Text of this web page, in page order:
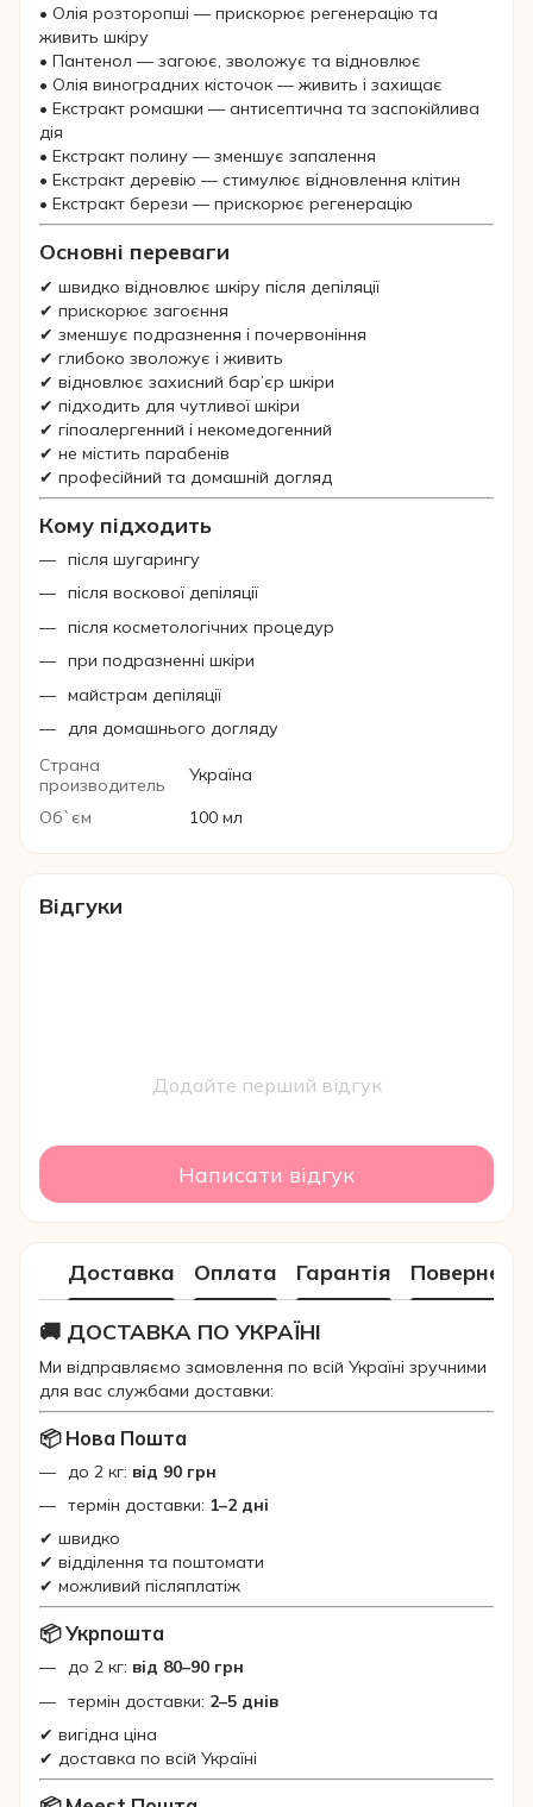
• Олія розторопші — прискорює регенерацію та
живить шкіру
• Пантенол — загоює, зволожує та відновлює
• Олія виноградних кісточок — живить і захищає
• Екстракт ромашки — антисептична та заспокійлива
дія
• Екстракт полину — зменшує запалення
• Екстракт деревію — стимулює відновлення клітин
• Екстракт берези — прискорює регенерацію
Основні переваги
✔ швидко відновлює шкіру після депіляції
✔ прискорює загоєння
✔ зменшує подразнення і почервоніння
✔ глибоко зволожує і живить
✔ відновлює захисний бар’єр шкіри
✔ підходить для чутливої шкіри
✔ гіпоалергенний і некомедогенний
✔ не містить парабенів
✔ професійний та домашній догляд
Кому підходить
після шугарингу
після воскової депіляції
після косметологічних процедур
при подразненні шкіри
майстрам депіляції
для домашнього догляду
Страна
производитель
Україна
Об`єм
100 мл
Відгуки
Додайте перший відгук
Написати відгук
Доставка Оплата Гарантія
🚚 ДОСТАВКА ПО УКРАЇНІ
Ми відправляємо замовлення по всій Україні зручними
для вас службами доставки:
📦 Нова Пошта
до 2 кг: від 90 грн
термін доставки: 1–2 дні
✔ швидко
✔ відділення та поштомати
✔ можливий післяплатіж
📦 Укрпошта
до 2 кг: від 80–90 грн
термін доставки: 2–5 днів
✔ вигідна ціна
✔ доставка по всій Україні